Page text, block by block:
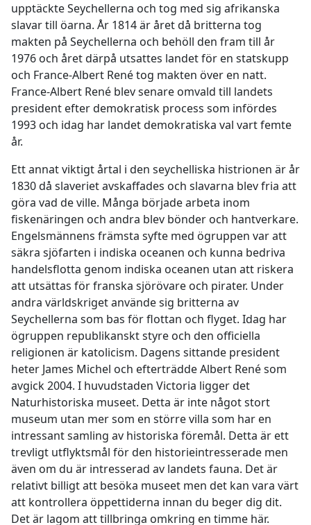
upptäckte Seychellerna och tog med sig afrikanska
slavar till öarna. År 1814 är året då britterna tog
makten på Seychellerna och behöll den fram till år
1976 och året därpå utsattes landet för en statskupp
och France-Albert René tog makten över en natt.
France-Albert René blev senare omvald till landets
president efter demokratisk process som infördes
1993 och idag har landet demokratiska val vart femte
år.
Ett annat viktigt årtal i den seychelliska histrionen är år
1830 då slaveriet avskaffades och slavarna blev fria att
göra vad de ville. Många började arbeta inom
fiskenäringen och andra blev bönder och hantverkare.
Engelsmännens främsta syfte med ögruppen var att
säkra sjöfarten i indiska oceanen och kunna bedriva
handelsflotta genom indiska oceanen utan att riskera
att utsättas för franska sjörövare och pirater. Under
andra världskriget använde sig britterna av
Seychellerna som bas för flottan och flyget. Idag har
ögruppen republikanskt styre och den officiella
religionen är katolicism. Dagens sittande president
heter James Michel och efterträdde Albert René som
avgick 2004. I huvudstaden Victoria ligger det
Naturhistoriska museet. Detta är inte något stort
museum utan mer som en större villa som har en
intressant samling av historiska föremål. Detta är ett
trevligt utflyktsmål för den historieintresserade men
även om du är intresserad av landets fauna. Det är
relativt billigt att besöka museet men det kan vara värt
att kontrollera öppettiderna innan du beger dig dit.
Det är lagom att tillbringa omkring en timme här.